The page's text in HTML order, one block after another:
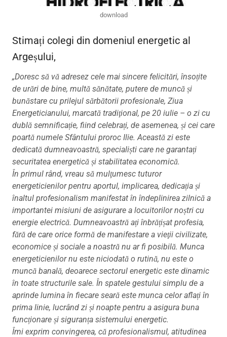
download
Stimați colegi din domeniul energetic al
Argeșului,
„Doresc să vă adresez cele mai sincere felicitări, însoțite
de urări de bine, multă sănătate, putere de muncă și
bunăstare cu prilejul sărbătorii profesionale, Ziua
Energeticianului, marcată tradiţional, pe 20 iulie – o zi cu
dublă semnificație, fiind celebrați, de asemenea, și cei care
poartă numele Sfântului proroc Ilie. Această zi este
dedicată dumneavoastră, specialiști care ne garantați
securitatea energetică și stabilitatea economică.
În primul rând, vreau să mulţumesc tuturor
energeticienilor pentru aportul, implicarea, dedicația și
înaltul profesionalism manifestat în îndeplinirea zilnică a
importantei misiuni de asigurare a locuitorilor noștri cu
energie electrică. Dumneavoastră ați înbrățișat profesia,
fără de care orice formă de manifestare a vieţii civilizate,
economice și sociale a noastră nu ar fi posibilă. Munca
energeticienilor nu este niciodată o rutină, nu este o
muncă banală, deoarece sectorul energetic este dinamic
în toate structurile sale. În spatele gestului simplu de a
aprinde lumina în fiecare seară este munca celor aflați în
prima linie, lucrând zi și noapte pentru a asigura buna
funcționare și siguranța sistemului energetic.
Îmi exprim convingerea, că profesionalismul, atitudinea